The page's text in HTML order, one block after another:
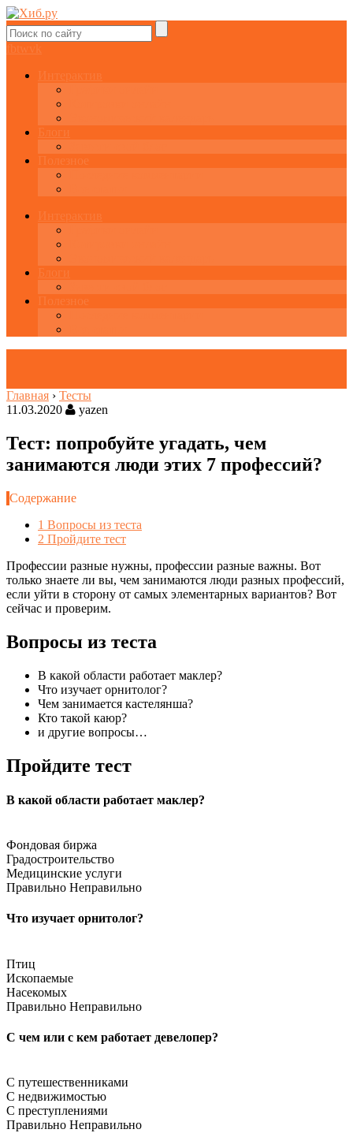
fbtw vk
Интерактив
Блоги
Полезное
Интерактив
Блоги
Полезное
Главная › Тесты
11.03.2020
yazen
Тест: попробуйте угадать, чем
занимаются люди этих 7 профессий?
Содержание
1 Вопросы из теста
2 Пройдите тест
Профессии разные нужны, профессии разные важны. Вот
только знаете ли вы, чем занимаются люди разных профессий,
если уйти в сторону от самых элементарных вариантов? Вот
сейчас и проверим.
Вопросы из теста
В какой области работает маклер?
Что изучает орнитолог?
Чем занимается кастелянша?
Кто такой каюр?
и другие вопросы…
Пройдите тест
В какой области работает маклер?
Фондовая биржа
Градостроительство
Медицинские услуги
Правильно Неправильно
Что изучает орнитолог?
Птиц
Ископаемые
Насекомых
Правильно Неправильно
С чем или с кем работает девелопер?
С путешественниками
С недвижимостью
С преступлениями
Правильно Неправильно